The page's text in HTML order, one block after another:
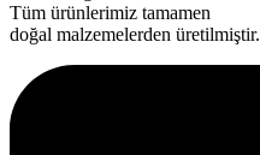
Tüm ürünlerimiz tamamen
doğal malzemelerden üretilmiştir.